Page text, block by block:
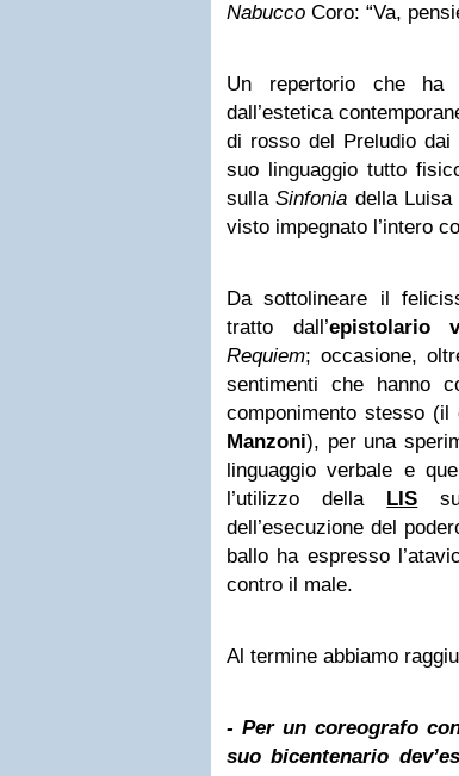
Nabucco Coro: “Va,
Un repertorio che ha
dall’estetica
di rosso del Preludio dai
suo linguaggio tutto
sullaSinfonia della Luisa
visto impegnato l’intero
Da sottolineare il
tratto dall’epistolario
Requiem; occasione,
sentimenti che hanno
componimento stesso
Manzoni), per una
linguaggio verbale e
l’utilizzo della LIS
dell’esecuzione del
ballo ha espresso
contro il male.
Al termine abbiamo
- Per un coreografo
suo bicentenario